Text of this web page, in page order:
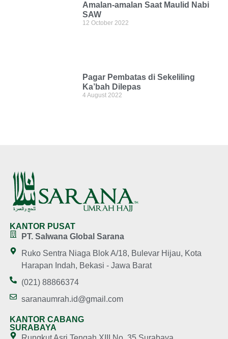
Amalan-amalan Saat Maulid Nabi
SAW
12 October 2022
Pagar Pembatas di Sekeliling
Ka’bah Dilepas
4 August 2022
KANTOR PUSAT
PT. Salwana Global Sarana
Ruko Sentra Niaga Blok A/18, Bulevar Hijau, Kota
Harapan Indah, Bekasi - Jawa Barat
(021) 88866374
saranaumrah.id@gmail.com
KANTOR CABANG
SURABAYA